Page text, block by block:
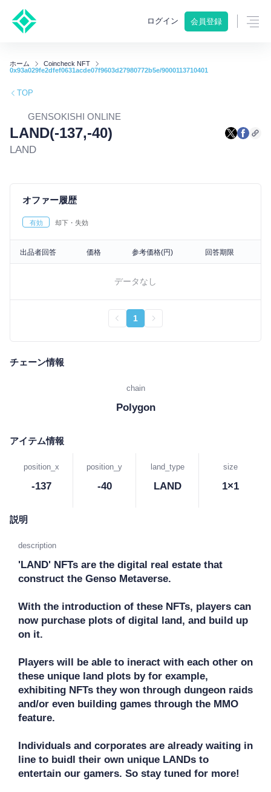
ログイン 会員登録
ホーム
Coincheck NFT
0x93a029fe2dfef0631acde07f9603d27980772b5e/9000113710401
TOP
GENSOKISHI ONLINE
LAND(-137,-40)
LAND
オファー履歴
有効 却下・失効
出品者回答 価格 参考価格(円) 回答期限
データなし
1
チェーン情報
chain
Polygon
アイテム情報
position_x
-137
position_y
-40
land_type
LAND
size
1×1
説明
description
'LAND' NFTs are the digital real estate that
construct the Genso Metaverse.
With the introduction of these NFTs, players can
now purchase plots of digital land, and build up
on it.
Players will be able to ineract with each other on
these unique land plots by for example,
exhibiting NFTs they won through dungeon raids
and/or even building games through the MMO
feature.
Individuals and corporates are already waiting in
line to buidl their own unique LANDs to
entertain our gamers. So stay tuned for more!